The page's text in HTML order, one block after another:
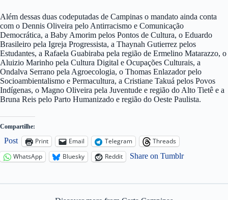
Além dessas duas codeputadas de Campinas o mandato ainda conta
com o Dennis Oliveira pelo Antirracismo e Comunicação
Democrática, a Baby Amorim pelos Pontos de Cultura, o Eduardo
Brasileiro pela Igreja Progressista, a Thaynah Gutierrez pelos
Estudantes, a Rafaela Guabiraba pela região de Ermelino Matarazzo, o
Aluizio Marinho pela Cultura Digital e Ocupações Culturais, a
Ondalva Serrano pela Agroecologia, o Thomas Enlazador pelo
Socioambientalismo e Permacultura, a Cristiane Takuá pelos Povos
Indígenas, o Magno Oliveira pela Juventude e região do Alto Tietê e a
Bruna Reis pelo Parto Humanizado e região do Oeste Paulista.
Compartilhe:
Post Print Email Telegram
Threads
WhatsApp
Bluesky Reddit Share on Tumblr